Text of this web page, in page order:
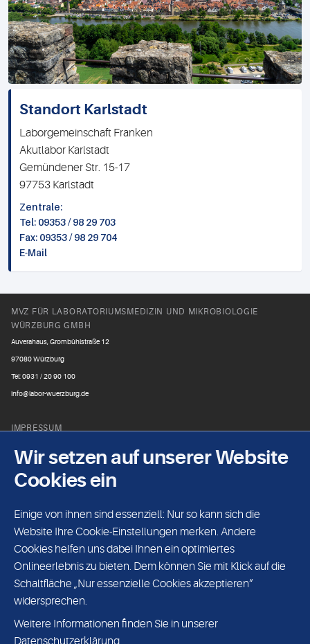
Standort Karlstadt
Laborgemeinschaft Franken
Akutlabor Karlstadt
Gemündener Str. 15-17
97753 Karlstadt
Zentrale:
Tel: 09353 / 98 29 703
Fax: 09353 / 98 29 704
E-Mail
MVZ FÜR LABORATORIUMSMEDIZIN UND MIKROBIOLOGIE
WÜRZBURG GMBH
Auverahaus, Grombühlstraße 12
97080 Würzburg
Tel: 0931 / 20 90 100
info@labor-wuerzburg.de
IMPRESSUM
Fax: 0931 / 20 90 222
DATENSCHUTZ
Mikrobiologie
Fax: 0931 / 20 90 223
Wir setzen auf unserer Website
Cookies ein
Einige von ihnen sind essenziell: Nur so kann sich die
Website Ihre Cookie-Einstellungen merken. Andere
Cookies helfen uns dabei Ihnen ein optimiertes
Onlineerlebnis zu bieten. Dem können Sie mit Klick auf die
Schaltfläche „Nur essenzielle Cookies akzeptieren“
widersprechen.
Weitere Informationen finden Sie in unserer
Datenschutzerklärung.